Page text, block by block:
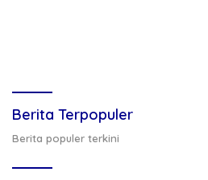
Berita Terpopuler
Berita populer terkini